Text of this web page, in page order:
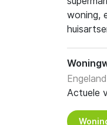
woning,
Actuele